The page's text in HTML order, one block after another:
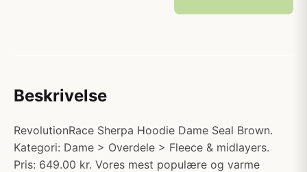
Beskrivelse
RevolutionRace Sherpa Hoodie Dame Seal Brown.
Kategori: Dame > Overdele > Fleece & midlayers.
Pris: 649.00 kr. Vores mest populære og varme